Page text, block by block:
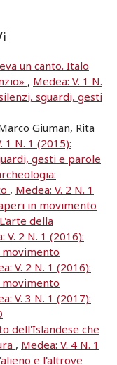
i
un canto. Italo
, Medea: V. 1 N.
silenzi, sguardi, gesti
Giuman, Rita
1 N. 1 (2015):
gesti e parole
, Medea: V. 2 N. 1
in movimento
L'arte della
V. 2 N. 1 (2016):
V. 2 N. 1 (2016):
V. 3 N. 1 (2017):
dell'Islandese che
, Medea: V. 4 N. 1
e l'altrove